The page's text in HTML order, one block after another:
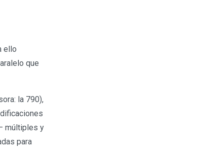
ello
que
la 790),
múltiples y
para